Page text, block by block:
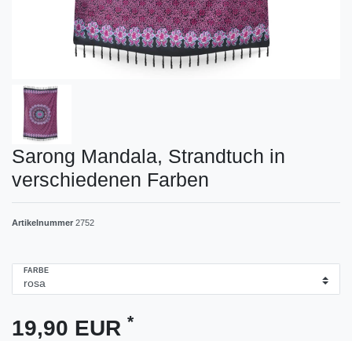
Sarong Mandala, Strandtuch in
verschiedenen Farben
Artikelnummer 2752
FARBE
19,90 EUR *